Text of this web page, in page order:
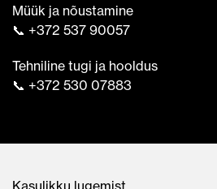
Müük ja nõustamine
📞 +372 537 90057
Tehniline tugi ja hooldus
📞 +372 530 07883
Kasulikku lugemist